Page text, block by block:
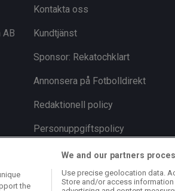
Kontakta oss
Kundtjänst
Sponsor: Rekatochklart
Annonsera på Fotbolldirekt
Redaktionell policy
Personuppgiftspolicy
Cookiepolicy
the
We and our partners
Use precise geolocation data.
Store and/or access